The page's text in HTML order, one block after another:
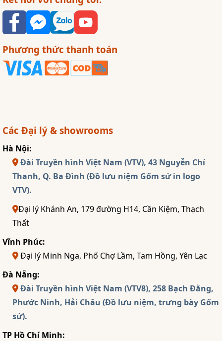
Phương thức thanh toán
Các Đại lý & showrooms
Hà Nội:
Đài Truyền hình Việt Nam (VTV), 43 Nguyễn Chí
Thanh, Q. Ba Đình (Đồ lưu niệm Gốm sứ in logo
VTV).
Đại lý Khánh An, 179 đường H14, Cần Kiệm, Thạch
Thất
Vĩnh Phúc:
Đại lý Minh Nga, Phố Chợ Lầm, Tam Hồng, Yên Lạc
Đà Nẵng:
Đài Truyền hình Việt Nam (VTV8), 258 Bạch Đằng,
Phước Ninh, Hải Châu (Đồ lưu niệm, trưng bày Gốm
sứ).
TP Hồ Chí Minh: